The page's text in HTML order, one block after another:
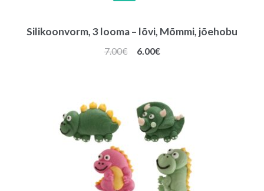
Silikoonvorm, 3 looma – lõvi, Mõmmi, jõehobu
7.00€
Algne
6.00€Praegune